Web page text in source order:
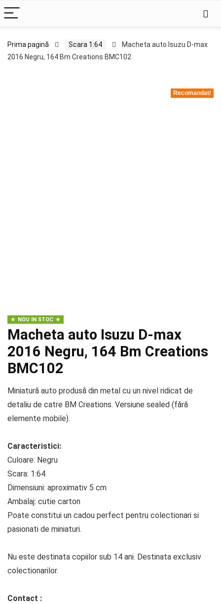
Prima pagină Scara 1:64
Macheta auto Isuzu D-max
2016 Negru, 164 Bm Creations BMC102
Recomandat!
NOU IN STOC
Macheta auto Isuzu D-max
2016 Negru, 164 Bm Creations
BMC102
Miniatură auto produsă din metal cu un nivel ridicat de
detaliu de catre BM Creations. Versiune sealed (fără
elemente mobile).
Caracteristici:
Culoare: Negru
Scara: 1:64
Dimensiuni: aproximativ 5 cm
Ambalaj: cutie carton
Poate constitui un cadou perfect pentru colectionari si
pasionati de miniaturi.
Nu este destinata copiilor sub 14 ani. Destinata exclusiv
colectionarilor.
Contact :